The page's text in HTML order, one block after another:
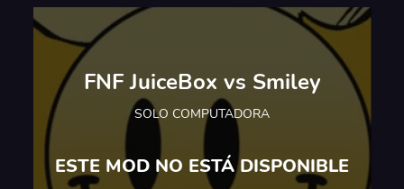
FNF JuiceBox vs Smiley
SOLO COMPUTADORA
ESTE MOD NO ESTÁ DISPONIBLE